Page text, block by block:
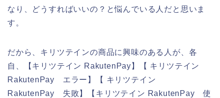
なり、どうすればいいの？と悩んでいる人だと思いま
す。
だから、キリツテインの商品に興味のある人が、各
自、【キリツテイン RakutenPay】【 キリツテイン
RakutenPay エラー】【 キリツテイン
RakutenPay 失敗】【キリツテイン RakutenPay 使